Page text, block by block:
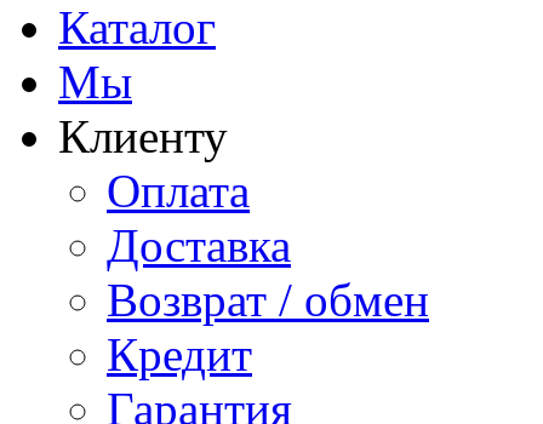
Каталог
Мы
Клиенту
Оплата
Доставка
Возврат / обмен
Кредит
Гарантия